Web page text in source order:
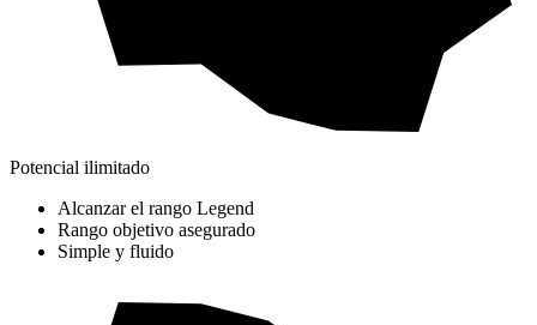
Potencial ilimitado
Alcanzar el rango Legend
Rango objetivo asegurado
Simple y fluido